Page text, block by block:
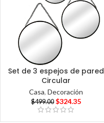
Set de 3 espejos de pared
Circular
Casa,Decoración
$499.00 $324.35